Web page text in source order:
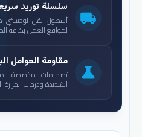
local_shipping
سلسلة توريد
أسطول نقل لوجستي
لمواقع العمل بكافة
science
مقاومة العوامل
تصميمات مخصصة
الشديدة ودرجات الحرارة